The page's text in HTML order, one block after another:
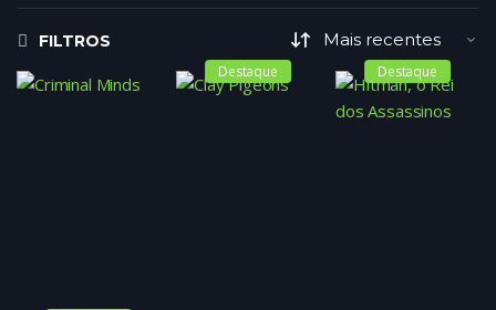
FILTROS
Destaque Destaque